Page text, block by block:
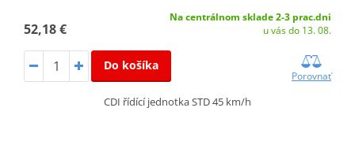
52,18 €
Na centrálnom sklade 2-3 prac.dni
u vás do 13. 08.
Do košíka
Porovnať
CDI řídící jednotka STD 45 km/h